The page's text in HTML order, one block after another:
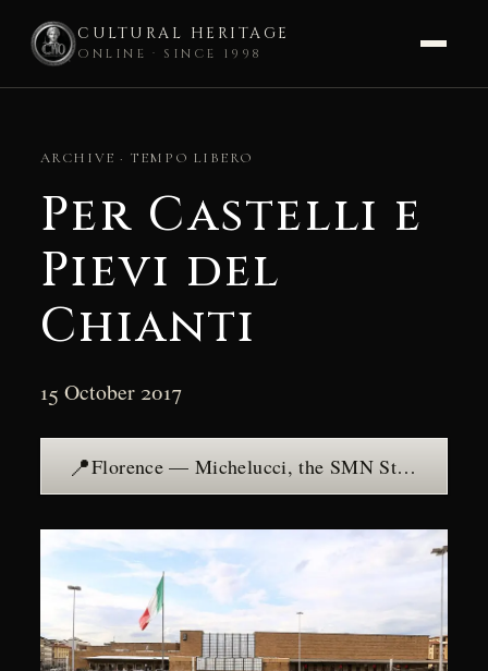
CULTURAL HERITAGE
ONLINE · SINCE 1998
contentARCHIVE · TEMPO LIBERO
Per Castelli e
Pievi del
Chianti
15 October 2017
📍 Florence — Michelucci, the SMN Station and Organic Rationalism — see the place →